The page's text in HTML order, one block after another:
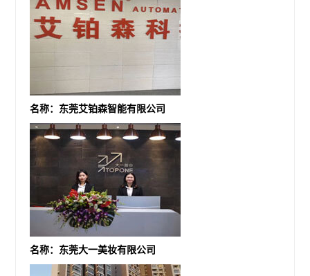
名称：东莞艾铂森智能有限公司
名称：东莞大一美妆有限公司